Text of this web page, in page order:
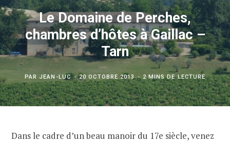
Le Domaine de Perches,
chambres d’hôtes à Gaillac –
Tarn
PAR JEAN-LUC 20 OCTOBRE 2013 2 MINS DE LECTURE
Dans le cadre d’un beau manoir du 17e siècle, venez